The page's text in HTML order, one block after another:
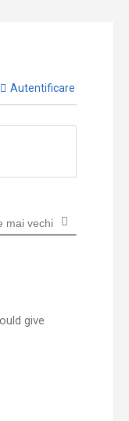
Autentificare
mai vechi
give